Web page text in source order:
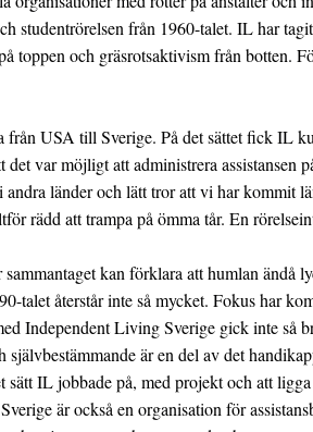
studentrörelsen från 1960-talet. IL har
toppen och gräsrotsaktivism från
USA till Sverige. På det sättet fick IL
var möjligt att administrera
länder och lätt tror att vi har kommit
rädd att trampa på ömma tår. En
kan förklara att humlan
talet återstår inte så mycket. Fokus har
Independent Living Sverige gick inte
är en del av det
IL jobbade på, med projekt och att
är också en organisation för